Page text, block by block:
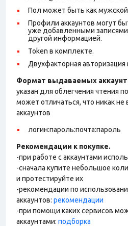
Пол может быть как
Профили аккаунтов могут
уже добавленными
другой информацией.
Token в комплекте.
Двухфакторная авторизация
Формат выдаваемых
указан для облегчения чтения
может отличаться, что никак не
аккаунтов
логин:пароль:почта:пароль
Рекомендации к покупке.
-при работе с аккаунтами
-сначала купите небольшое
и протестируйте их
-рекомендации по
аккаунтов: рекомендации
-при помощи каких сервисов
аккаунтами: подборка